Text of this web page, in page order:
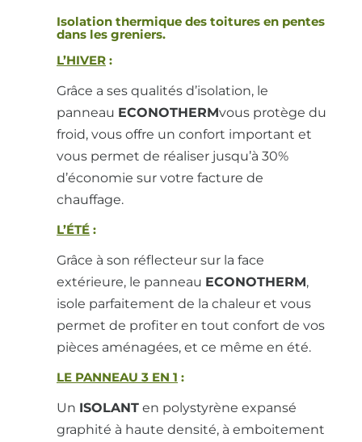
Isolation thermique des toitures en pentes
dans les greniers.
L’HIVER :
Grâce a ses qualités d’isolation, le
panneau ECONOTHERMvous protège du
froid, vous offre un confort important et
vous permet de réaliser jusqu’à 30%
d’économie sur votre facture de
chauffage.
L’ÉTÉ :
Grâce à son réflecteur sur la face
extérieure, le panneau ECONOTHERM,
isole parfaitement de la chaleur et vous
permet de profiter en tout confort de vos
pièces aménagées, et ce même en été.
LE PANNEAU 3 EN 1 :
Un ISOLANT en polystyrène expansé
graphité à haute densité, à emboitement